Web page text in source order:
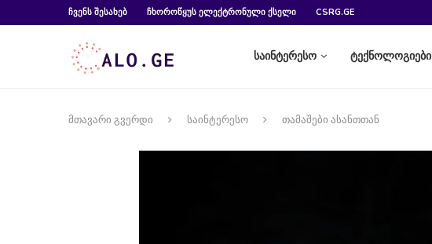
ᲩᲕᲔᲜᲡ ᲨᲔᲡᲐᲮᲔᲑ ᲩᲮᲝᲠᲝᲬᲧᲣᲡ ᲔᲚᲔᲥᲢᲠᲝᲜᲣᲚᲘ ᲥᲡᲔᲚᲘ CSRG.GE
საინტერესო ტექნოლოგიები
მთავარი გვერდი საინტერესო თამაშები ასანთთან